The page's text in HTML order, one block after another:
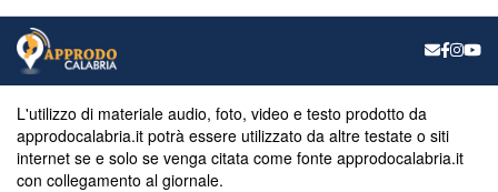
lavorando al montaggio delle luminarie nel comune
di Calanna. Le indagini, coordinate dalla Procura guidata
da Giuseppe Borrelli, sono affidate ai carabinieri, che
ditta privata per la quale lavorava […]
L'utilizzo di materiale audio, foto, video e testo prodotto da
approdocalabria.it potrà essere utilizzato da altre testate o siti
internet se e solo se venga citata come fonte approdocalabria.it
con collegamento al giornale.